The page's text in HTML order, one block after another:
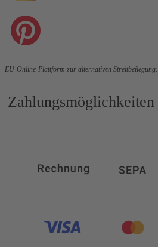
EU-Online-Plattform zur alternativen Streitbeilegung:
Zahlungsmöglichkeiten